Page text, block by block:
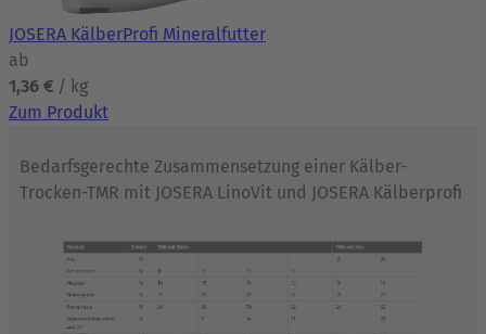
JOSERA KälberProfi Mineralfutter
ab
1,36 € / kg
Zum Produkt
Bedarfsgerechte Zusammensetzung einer Kälber-
Trocken-TMR mit JOSERA LinoVit und JOSERA Kälberprofi